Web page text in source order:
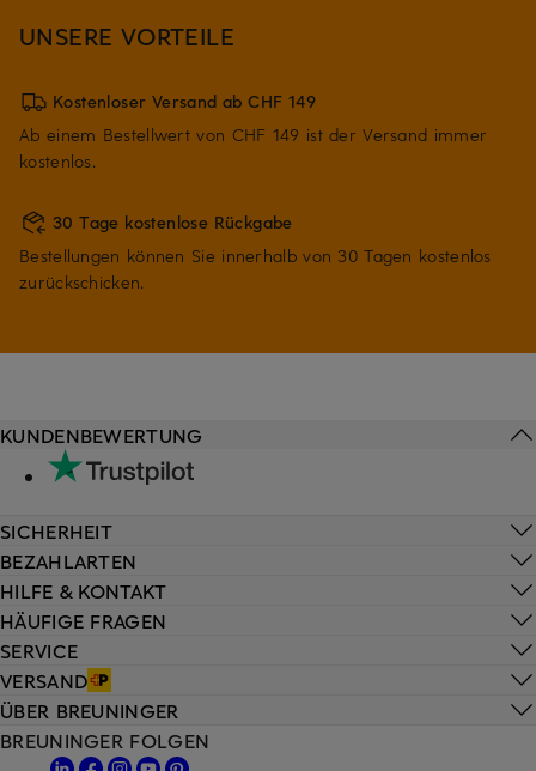
UNSERE VORTEILE
Kostenloser Versand ab CHF 149
Ab einem Bestellwert von CHF 149 ist der Versand immer
kostenlos.
30 Tage kostenlose Rückgabe
Bestellungen können Sie innerhalb von 30 Tagen kostenlos
zurückschicken.
HILFE & KONTAKT
HÄUFIGE FRAGEN
SERVICE
VERSAND
KUNDENBEWERTUNG
SICHERHEIT
BEZAHLARTEN
ÜBER BREUNINGER
BREUNINGER FOLGEN